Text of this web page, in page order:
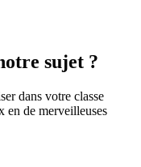
sujet ?
dans votre classe
en de merveilleuses